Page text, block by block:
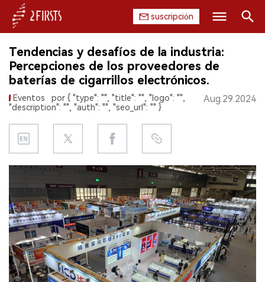
suscripción
INICIO
EMPRESA
REGULACIÓN
DATOS
EXPOSICIÓN
ENTREVISTA
Buscar
Tendencias y desafíos de la industria:
Percepciones de los proveedores de
baterías de cigarrillos electrónicos.
Eventos
por { "type": "", "title": "", "logo": "",
"description": "", "auth": "", "seo_url": "" }
Aug.29.2024